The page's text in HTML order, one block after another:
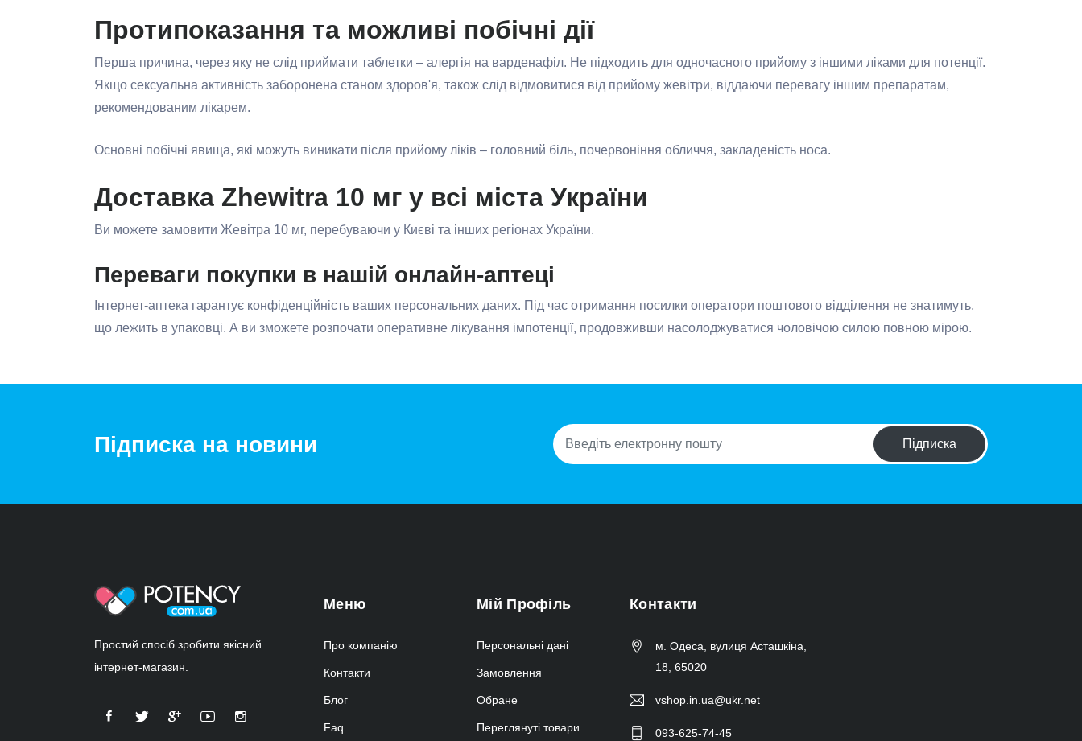
Протипоказання та можливі побічні дії
Перша причина, через яку не слід приймати таблетки – алергія на варденафіл. Не підходить для одночасного прийому з іншими ліками для потенції.
Якщо сексуальна активність заборонена станом здоров'я, також слід відмовитися від прийому жевітри, віддаючи перевагу іншим препаратам,
рекомендованим лікарем.
Основні побічні явища, які можуть виникати після прийому ліків – головний біль, почервоніння обличчя, закладеність носа.
Доставка Zhewitra 10 мг у всі міста України
Ви можете замовити Жевітра 10 мг, перебуваючи у Києві та інших регіонах України.
Переваги покупки в нашій онлайн-аптеці
Інтернет-аптека гарантує конфіденційність ваших персональних даних. Під час отримання посилки оператори поштового відділення не знатимуть,
що лежить в упаковці. А ви зможете розпочати оперативне лікування імпотенції, продовживши насолоджуватися чоловічою силою повною мірою.
Підписка на новини Підписка
Простий спосіб зробити якісний
інтернет-магазин.
Меню
Про компанію
Контакти
Блог
Faq
Мій Профіль
Персональні дані
Замовлення
Обране
Переглянуті товари
Контакти
м. Одеса, вулиця Асташкіна,
18, 65020
vshop.in.ua@ukr.net
093-625-74-45